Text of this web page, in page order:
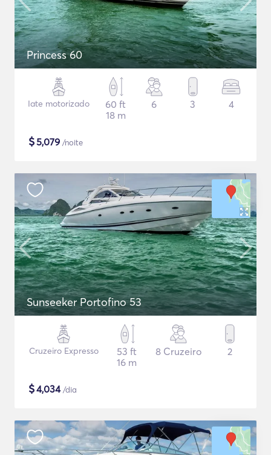
Princess 60
Iate motorizado
60 ft
18 m
6 3 4
$5,079 /noite
Sunseeker Portofino 53
Cruzeiro Expresso
53 ft
16 m
8 Cruzeiro 2
$4,034/dia